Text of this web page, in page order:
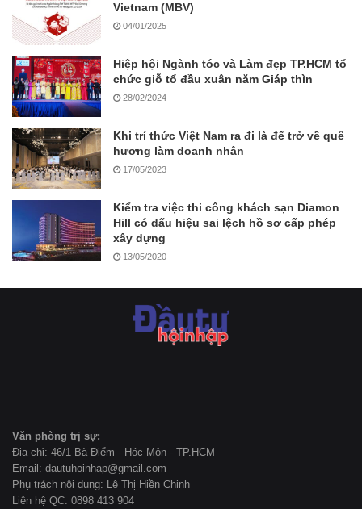
Vietnam (MBV)
04/01/2025
Hiệp hội Ngành tóc và Làm đẹp TP.HCM tổ
chức giỗ tổ đầu xuân năm Giáp thìn
28/02/2024
Khi trí thức Việt Nam ra đi là để trở về quê
hương làm doanh nhân
17/05/2023
Kiểm tra việc thi công khách sạn Diamon
Hill có dấu hiệu sai lệch hồ sơ cấp phép
xây dựng
13/05/2020
Văn phòng trị sự:
Địa chỉ: 46/1 Bà Điểm - Hóc Môn - TP.HCM
Email: dautuhoinhap@gmail.com
Phụ trách nội dung: Lê Thị Hiền Chinh
Liên hệ QC: 0898 413 904